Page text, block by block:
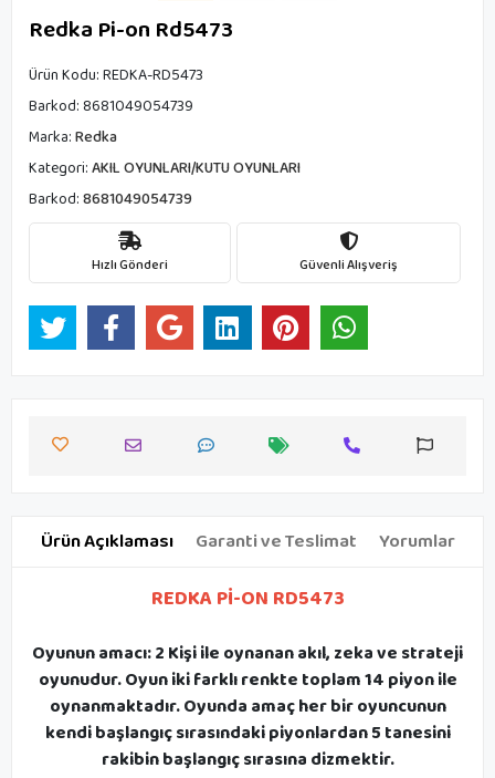
Redka Pi-on Rd5473
Ürün Kodu:REDKA-RD5473
Barkod:8681049054739
Marka:Redka
Kategori:AKIL OYUNLARI/KUTU OYUNLARI
Barkod:8681049054739
Hızlı Gönderi Güvenli Alışveriş
Ürün Açıklaması Garanti ve Teslimat Yorumlar
REDKA Pİ-ON RD5473
Oyunun amacı: 2 Kişi ile oynanan akıl, zeka ve strateji
oyunudur. Oyun iki farklı renkte toplam 14 piyon ile
oynanmaktadır. Oyunda amaç her bir oyuncunun
kendi başlangıç sırasındaki piyonlardan 5 tanesini
rakibin başlangıç sırasına dizmektir.